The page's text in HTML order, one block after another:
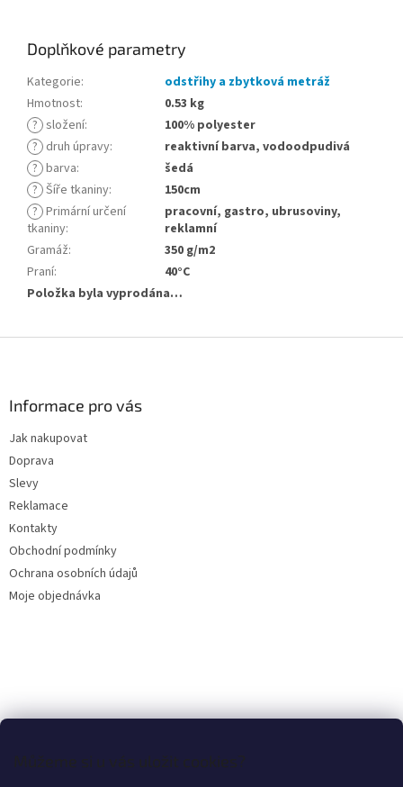
Můžeme si u vás uložit cookies?
Doplňkové parametry
Kategorie:
odstřihy a zbytková metráž
Hmotnost:
0.53 kg
? složení:
100% polyester
? druh úpravy:
reaktivní barva, vodoodpudivá
? barva:
šedá
? Šíře tkaniny:
150cm
? Primární určení
tkaniny:
pracovní, gastro, ubrusoviny,
reklamní
Gramáž:
350 g/m2
Praní:
40°C
Položka byla vyprodána…
Informace pro vás
Jak nakupovat
Doprava
Slevy
Reklamace
Kontakty
Obchodní podmínky
Ochrana osobních údajů
Moje objednávka